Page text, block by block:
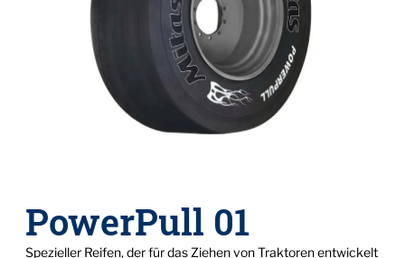
PowerPull 01
Spezieller Reifen, der für das Ziehen von Traktoren entwickelt